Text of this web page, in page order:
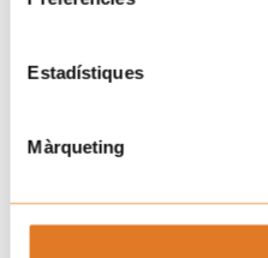
Estadístiques
Màrqueting